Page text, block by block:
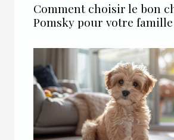
Comment choisir le bon
Pomsky pour votre famille